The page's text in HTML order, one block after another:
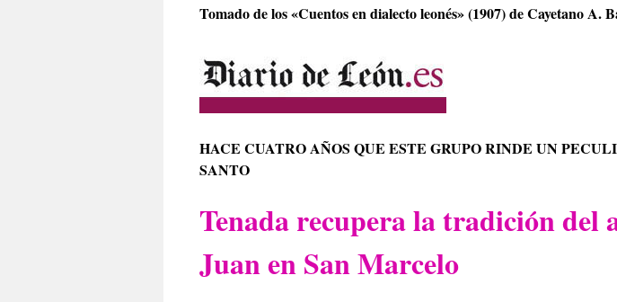
Tomado de los «Cuentos en dialecto leonés» (1907) de Cayetano A.
HACE CUATRO AÑOS QUE ESTE GRUPO RINDE UN
SANTO
Tenada recupera la tradición del
Juan en San Marcelo